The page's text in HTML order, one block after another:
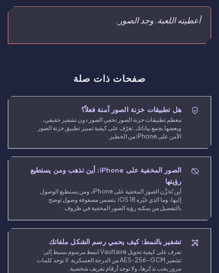
أعطيته اللعبة. وجد الصور.
صفحات ذات صلة
هل تطبيقات خزنة الصور آمنة فعلاً؟
معظم تطبيقات خزنة الصور تخفي الصور دون تشفير حقيقي،
وبعضها يجمع بياناتك. تعرّف على كيفية تمييز تطبيق خزنة الصور
الآمن على iPhone من الخطير.
الصور المخفية على iPhone: أين تذهب ومن يستطيع
رؤيتها
أين تُخزَّن الصور المخفية على iPhone، ومن يستطيع الوصول
إليها، وما الذي غيّره iOS 18. يتضمن مصفوفة وصول توضح
بالتفصيل من يمكنه رؤية الصور المخفية في ظروف.
تشفير بالنمط: كيف يحمي رسم الشكل ملفاتك
تعرف على كيفية تحويل Vaultaire لنمط مرسوم بسيط إلى
تشفير AES-256-GCM من الدرجة العسكرية. لا توجد كلمات
مرور يجب تذكرها، ولا توجد أرقام تعريف شخصية.